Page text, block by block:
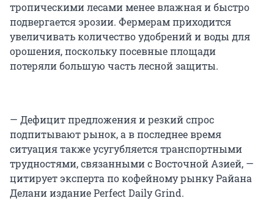
тропическими лесами менее влажная и быстро
подвергается эрозии. Фермерам приходится
увеличивать количество удобрений и воды для
орошения, поскольку посевные площади
потеряли большую часть лесной защиты.
— Дефицит предложения и резкий спрос
подпитывают рынок, а в последнее время
ситуация также усугубляется транспортными
трудностями, связанными с Восточной Азией, —
цитирует эксперта по кофейному рынку Райана
Делани издание Perfect Daily Grind.